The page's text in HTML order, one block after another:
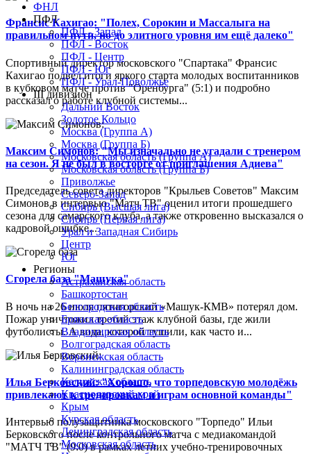
Франсис Кахигао: "Полех, Сорокин и Массалыга на
правильном пути, но до элитного уровня им ещё далеко"
Спортивный директор московского "Спартака" Франсис
Кахигао подвел итоги яркого старта молодых воспитанников
в кубковом матче против "Оренбурга" (5:1) и подробно
рассказал о работе клубной системы...
Максим Симонов: "Мы изначально не угадали с тренером
на сезон. Я не был в восторге от приглашения Адиева"
Председатель совета директоров "Крыльев Советов" Максим
Симонов в интервью "Матч ТВ" оценил итоги прошедшего
сезона для самарского клуба, а также откровенно высказался о
кадровой ошибке...
Сгорела база "Машука"
В ночь на 26 июля пятигорский «Машук-КМВ» потерял дом.
Пожар уничтожил третий этаж клубной базы, где жили
футболисты. А вода, которой тушили, как часто и...
Илья Берковский: "Хорошо, что торпедовскую молодёжь
привлекают к тренировкам и играм основной команды"
Интервью полузащитника московского "Торпедо" Ильи
Берковского после контрольного матча с медиакомандой
"МАТЧ ТВ" (9:0) в рамках летних учебно-тренировочных
ФНЛ
ПФЛ
ПФЛ - Запад
ПФЛ - Восток
ПФЛ - Центр
ПФЛ - Юг
ПФЛ - Урал-Поволжье
III дивизион
Дальний Восток
Золотое Кольцо
Москва (Группа А)
Москва (Группа Б)
Московская область (Группа А)
Московская область (Группа Б)
Приволжье
Северо-Запад
Сибирь (Высшая лига)
Сибирь (Первая лига)
Урал и Западная Сибирь
Центр
Юг
Регионы
Астраханская область
Башкортостан
Белгородская область
Брянская область
Владимирская область
Волгоградская область
Воронежская область
Калининградская область
Калужская область
Краснодарский край
Крым
Курская область
Ленинградская область
Московская область